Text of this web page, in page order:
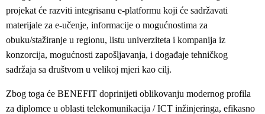
projekat će razviti integrisanu e-platformu koji će sadržavati
materijale za e-učenje, informacije o mogućnostima za
obuku/stažiranje u regionu, listu univerziteta i kompanija iz
konzorcija, mogućnosti zapošljavanja, i događaje tehničkog
sadržaja sa društvom u velikoj mjeri kao cilj.
Zbog toga će BENEFIT doprinijeti oblikovanju modernog profila
za diplomce u oblasti telekomunikacija / ICT inžinjeringa, efikasno